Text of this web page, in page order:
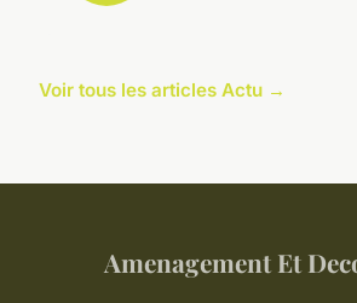
Voir tous les articles Actu →
Amenagement Et